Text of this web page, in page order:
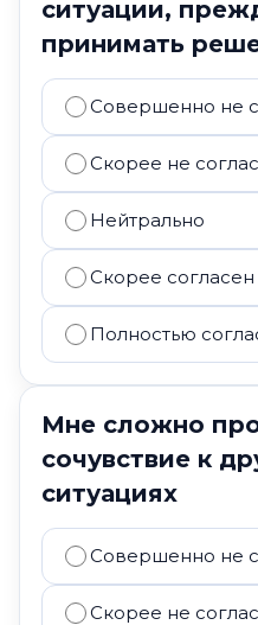
ситуации,
принимать
Совершенно не
Скорее не
Нейтрально
Скорее согласен
Полностью
Мне сложно
сочувствие к
ситуациях
Совершенно не
Скорее не